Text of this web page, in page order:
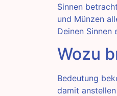
Sinnen
und Münzen
Deinen Sinnen
Wozu
Bedeutung
damit